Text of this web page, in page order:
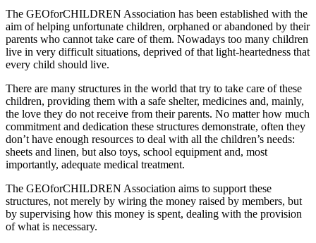
The GEOforCHILDREN Association has been established with the
aim of helping unfortunate children, orphaned or abandoned by their
parents who cannot take care of them. Nowadays too many children
live in very difficult situations, deprived of that light-heartedness that
every child should live.
There are many structures in the world that try to take care of these
children, providing them with a safe shelter, medicines and, mainly,
the love they do not receive from their parents. No matter how much
commitment and dedication these structures demonstrate, often they
don’t have enough resources to deal with all the children’s needs:
sheets and linen, but also toys, school equipment and, most
importantly, adequate medical treatment.
The GEOforCHILDREN Association aims to support these
structures, not merely by wiring the money raised by members, but
by supervising how this money is spent, dealing with the provision
of what is necessary.